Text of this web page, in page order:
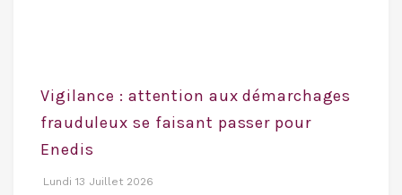
Vigilance : attention aux démarchages
frauduleux se faisant passer pour
Enedis
Lundi 13 Juillet 2026